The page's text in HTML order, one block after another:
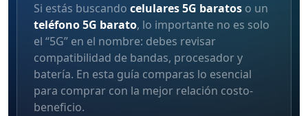
Si estás buscando celulares 5G baratos o un
teléfono 5G barato, lo importante no es solo
el “5G” en el nombre: debes revisar
compatibilidad de bandas, procesador y
batería. En esta guía comparas lo esencial
para comprar con la mejor relación costo-
beneficio.